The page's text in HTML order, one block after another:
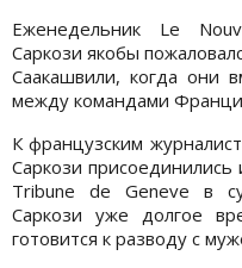
Еженедельник Le
Саркози якобы
Саакашвили, когда они
между командами
К французским
Саркози присоединились
Tribune de Geneve в
Саркози уже долгое
готовится к разводу с